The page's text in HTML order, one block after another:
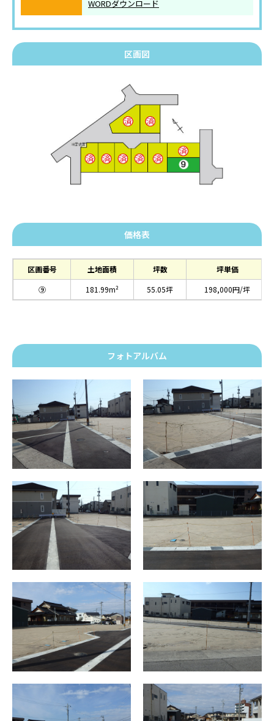
WORDダウンロード
区画図
価格表
区画番号 土地面積 坪数
坪単価
⑨
181.99m² 55.05坪 198,000円/坪
フォトアルバム